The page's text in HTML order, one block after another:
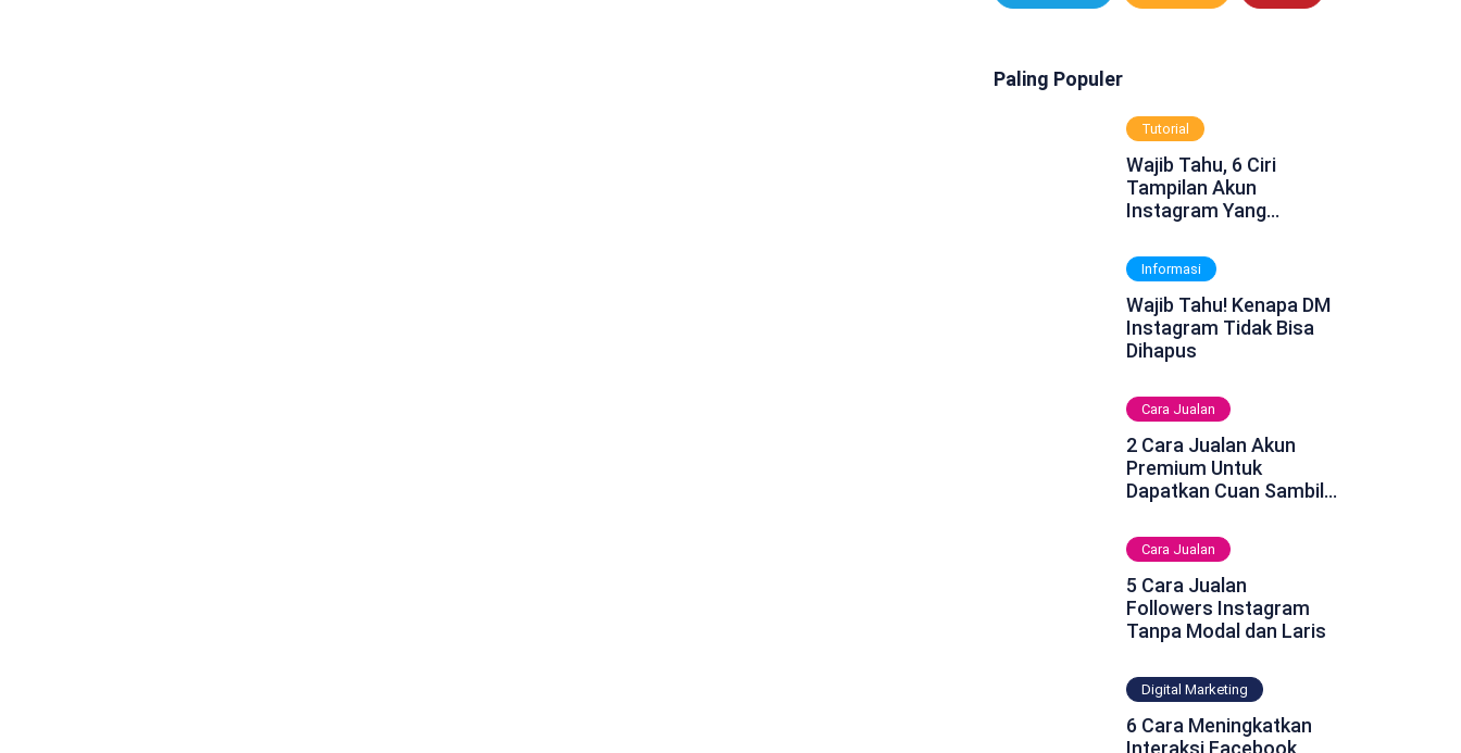
Paling Populer
Tutorial
Wajib Tahu, 6 Ciri
Tampilan Akun
Instagram Yang
Informasi
Wajib Tahu! Kenapa DM
Instagram Tidak Bisa
Dihapus
Cara Jualan
2 Cara Jualan Akun
Premium Untuk
Dapatkan Cuan Sambil
Cara Jualan
5 Cara Jualan
Followers Instagram
Tanpa Modal dan Laris
Digital Marketing
6 Cara Meningkatkan
Interaksi Facebook